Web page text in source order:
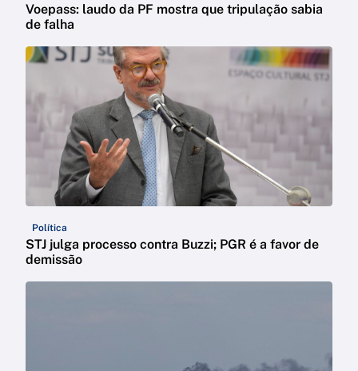
Voepass: laudo da PF mostra que tripulação sabia
de falha
Política
STJ julga processo contra Buzzi; PGR é a favor de
demissão